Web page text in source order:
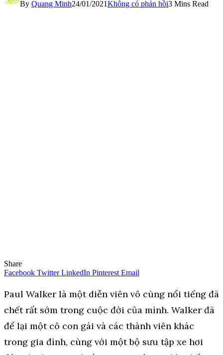
By Quang Minh24/01/2021Không có phản hồi3 Mins Read
Share
Facebook Twitter LinkedIn Pinterest Email
Paul Walker là một diễn viên vô cùng nổi tiếng đã
chết rất sớm trong cuộc đời của mình. Walker đã
để lại một cô con gái và các thành viên khác
trong gia đình, cùng với một bộ sưu tập xe hơi